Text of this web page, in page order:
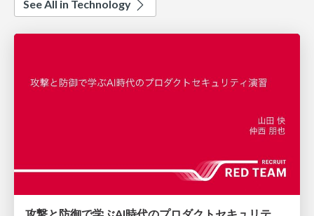
See All in Technology